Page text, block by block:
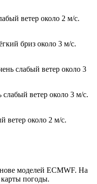
ветер около 2 м/с.
бриз около 3 м/с.
слабый ветер около 3
ветер около 3 м/с.
ветер около 2 м/с.
моделей ECMWF. На
карты погоды.